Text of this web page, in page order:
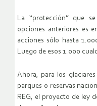
La “protección” que
opciones anteriores es
acciones sólo hasta
Luego de esos 1.000
Ahora, para los
parques o reservas
REG, el proyecto de ley